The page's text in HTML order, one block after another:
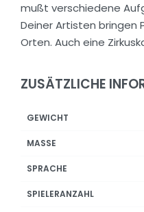
mußt verschiedene
Deiner Artisten bringen
Orten. Auch eine
ZUSÄTZLICHE
GEWICHT
MASSE
SPRACHE
SPIELERANZAHL